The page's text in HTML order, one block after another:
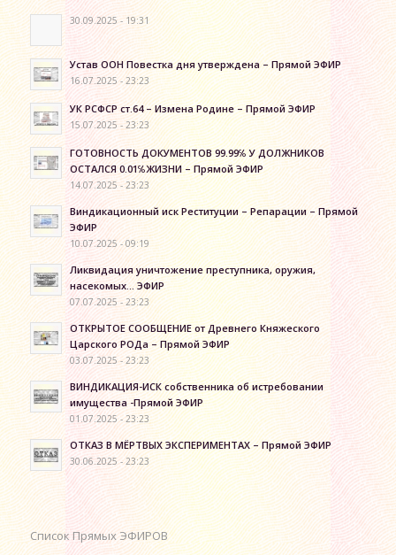
30.09.2025 - 19:31
Устав ООН Повестка дня утверждена – Прямой ЭФИР
16.07.2025 - 23:23
УК РСФСР ст.64 – Измена Родине – Прямой ЭФИР
15.07.2025 - 23:23
ГОТОВНОСТЬ ДОКУМЕНТОВ 99.99℅ У ДОЛЖНИКОВ
ОСТАЛСЯ 0.01℅ЖИЗНИ – Прямой ЭФИР
14.07.2025 - 23:23
Виндикационный иск Реституции – Репарации – Прямой
ЭФИР
10.07.2025 - 09:19
Ликвидация уничтожение преступника, оружия,
насекомых… ЭФИР
07.07.2025 - 23:23
ОТКРЫТОЕ СООБЩЕНИЕ от Древнего Княжеского
Царского РОДа – Прямой ЭФИР
03.07.2025 - 23:23
ВИНДИКАЦИЯ-ИСК собственника об истребовании
имущества -Прямой ЭФИР
01.07.2025 - 23:23
ОТКАЗ В МЁРТВЫХ ЭКСПЕРИМЕНТАХ – Прямой ЭФИР
30.06.2025 - 23:23
Список Прямых ЭФИРОВ